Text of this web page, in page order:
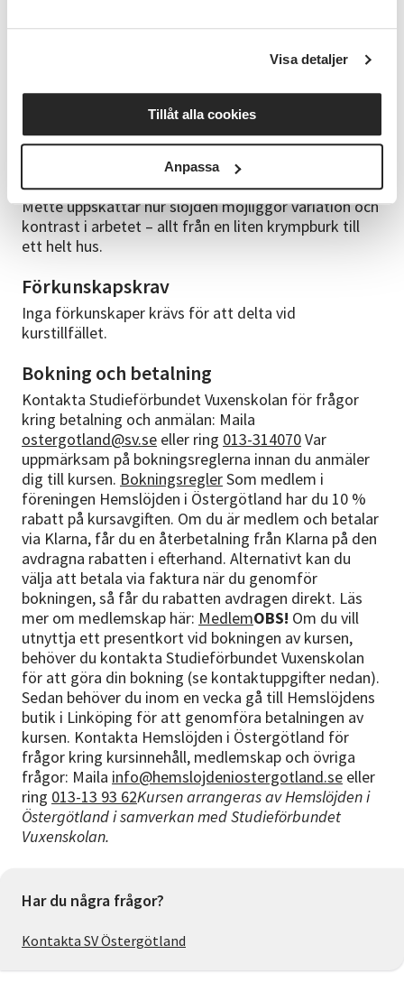
Visa detaljer
Tillåt alla cookies
Anpassa
skull och till Sverige för kärlekens. Jägmästare och
skogen i händerna i kapp. Hon har stor vana av att
hålla kurser, främst i konsten att tälja med kniv och
yxa och det gamla norska byggsättet grindbygge.
Mette uppskattar hur slöjden möjliggör variation och
kontrast i arbetet – allt från en liten krympburk till
ett helt hus.
Förkunskapskrav
Inga förkunskaper krävs för att delta vid
kurstillfället.
Bokning och betalning
Kontakta Studieförbundet Vuxenskolan för frågor
kring betalning och anmälan: Maila
ostergotland@sv.se eller ring 013-314070Var
uppmärksam på bokningsreglerna innan du anmäler
dig till kursen. BokningsreglerSom medlem i
föreningen Hemslöjden i Östergötland har du 10 %
rabatt på kursavgiften. Om du är medlem och betalar
via Klarna, får du en återbetalning från Klarna på den
avdragna rabatten i efterhand. Alternativt kan du
välja att betala via faktura när du genomför
bokningen, så får du rabatten avdragen direkt. Läs
mer om medlemskap här: MedlemOBS! Om du vill
utnyttja ett presentkort vid bokningen av kursen,
behöver du kontakta Studieförbundet Vuxenskolan
för att göra din bokning (se kontaktuppgifter nedan).
Sedan behöver du inom en vecka gå till Hemslöjdens
butik i Linköping för att genomföra betalningen av
kursen. Kontakta Hemslöjden i Östergötland för
frågor kring kursinnehåll, medlemskap och övriga
frågor: Maila info@hemslojdeniostergotland.se eller
ring 013-13 93 62Kursen arrangeras av Hemslöjden i
Östergötland i samverkan med Studieförbundet
Vuxenskolan.
Har du några frågor?
Kontakta SV Östergötland